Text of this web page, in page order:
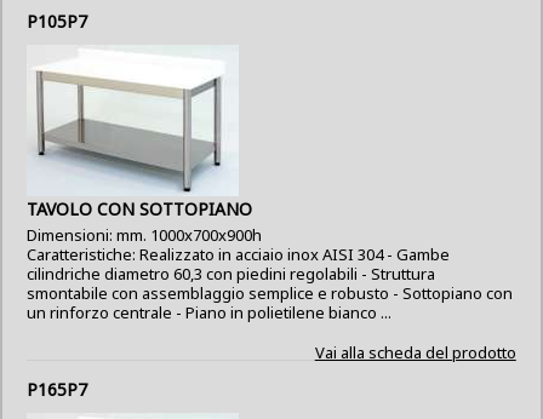
P105P7
TAVOLO CON SOTTOPIANO
Dimensioni: mm. 1000x700x900h
Caratteristiche: Realizzato in acciaio inox AISI 304 - Gambe
cilindriche diametro 60,3 con piedini regolabili - Struttura
smontabile con assemblaggio semplice e robusto - Sottopiano con
un rinforzo centrale - Piano in polietilene bianco ...
Vai alla scheda del prodotto
P165P7